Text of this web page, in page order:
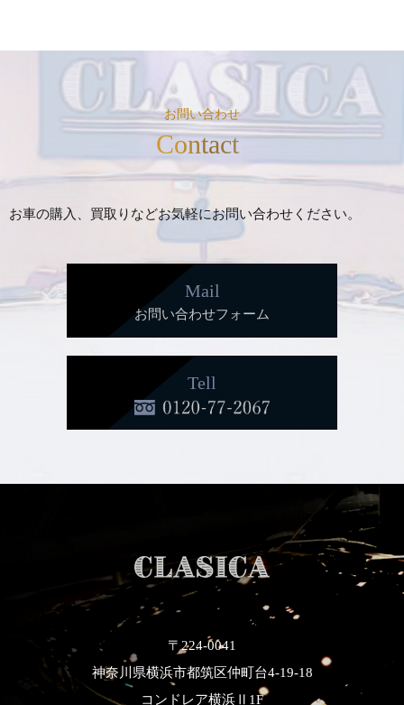
お問い合わせ
Contact
お車の購入、買取りなどお気軽にお問い合わせください。
Mail
お問い合わせフォーム
Tell
〒224-0041
神奈川県横浜市都筑区仲町台4-19-18
コンドレア横浜Ⅱ1F